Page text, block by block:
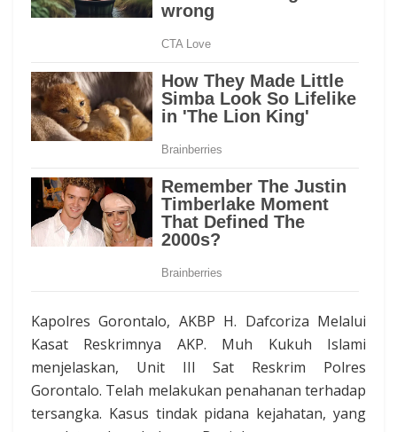
Kapolres Gorontalo, AKBP H. Dafcoriza Melalui
Kasat Reskrimnya AKP. Muh Kukuh Islami
menjelaskan, Unit III Sat Reskrim Polres
Gorontalo. Telah melakukan penahanan terhadap
tersangka. Kasus tindak pidana kejahatan, yang